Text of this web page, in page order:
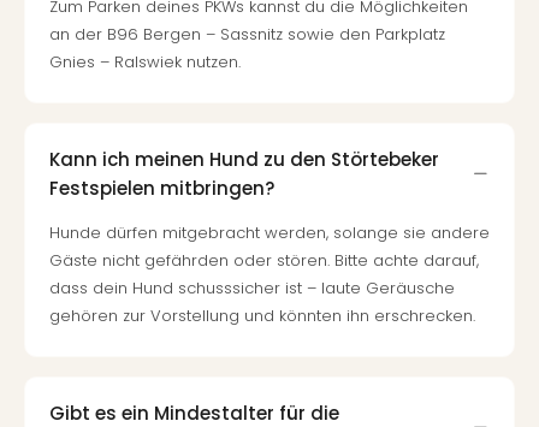
Zum Parken deines PKWs kannst du die Möglichkeiten
an der B96 Bergen – Sassnitz sowie den Parkplatz
Gnies – Ralswiek nutzen.
Kann ich meinen Hund zu den Störtebeker
Festspielen mitbringen?
Hunde dürfen mitgebracht werden, solange sie andere
Gäste nicht gefährden oder stören. Bitte achte darauf,
dass dein Hund schusssicher ist – laute Geräusche
gehören zur Vorstellung und könnten ihn erschrecken.
Gibt es ein Mindestalter für die